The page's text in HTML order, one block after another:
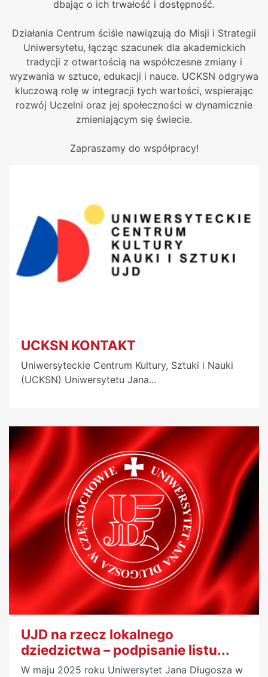
dbając o ich trwałość i dostępność.
Działania Centrum ściśle nawiązują do Misji i Strategii
Uniwersytetu, łącząc szacunek dla akademickich
tradycji z otwartością na współczesne zmiany i
wyzwania w sztuce, edukacji i nauce. UCKSN odgrywa
kluczową rolę w integracji tych wartości, wspierając
rozwój Uczelni oraz jej społeczności w dynamicznie
zmieniającym się świecie.
Zapraszamy do współpracy!
UCKSN KONTAKT
Uniwersyteckie Centrum Kultury, Sztuki i Nauki
(UCKSN) Uniwersytetu Jana...
UJD na rzecz lokalnego
dziedzictwa – podpisanie listu...
W maju 2025 roku Uniwersytet Jana Długosza w